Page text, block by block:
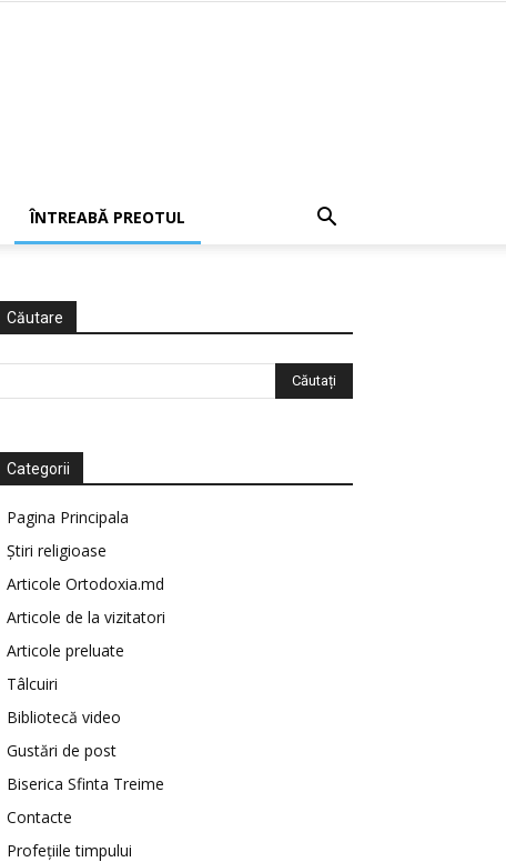
ÎNTREABĂ PREOTUL
Căutare
Categorii
Pagina Principala
Știri religioase
Articole Ortodoxia.md
Articole de la vizitatori
Articole preluate
Tâlcuiri
Bibliotecă video
Gustări de post
Biserica Sfinta Treime
Contacte
Profețiile timpului